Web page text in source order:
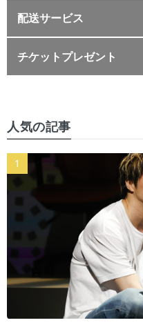
配送サービス
チケットプレゼント
人気の記事